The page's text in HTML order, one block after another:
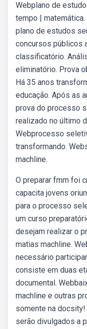
Webplano de
tempo |
plano de estudos
concursos públicos
classificatório.
eliminatório. Prova
Há 35 anos
educação. Após as
prova do processo
realizado no último
Webprocesso
transformando.
machline.
O preparar fmm foi
capacita jovens
para o processo
um curso
desejam realizar o
matias machline.
necessário
consiste em duas
documental.
machline e outras
somente na
serão divulgados a